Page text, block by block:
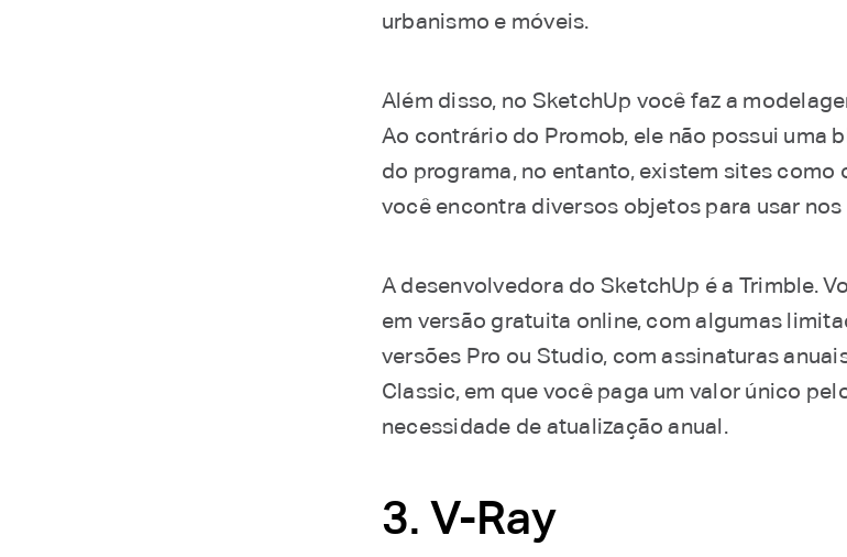
urbanismo e móveis.
Além disso, no SketchUp você faz a
Ao contrário do Promob, ele não possui uma
do programa, no entanto, existem sites como
você encontra diversos objetos para usar
A desenvolvedora do SketchUp é a Trimble.
em versão gratuita online, com algumas
versões Pro ou Studio, com assinaturas
Classic, em que você paga um valor único
necessidade de atualização anual.
3. V-Ray